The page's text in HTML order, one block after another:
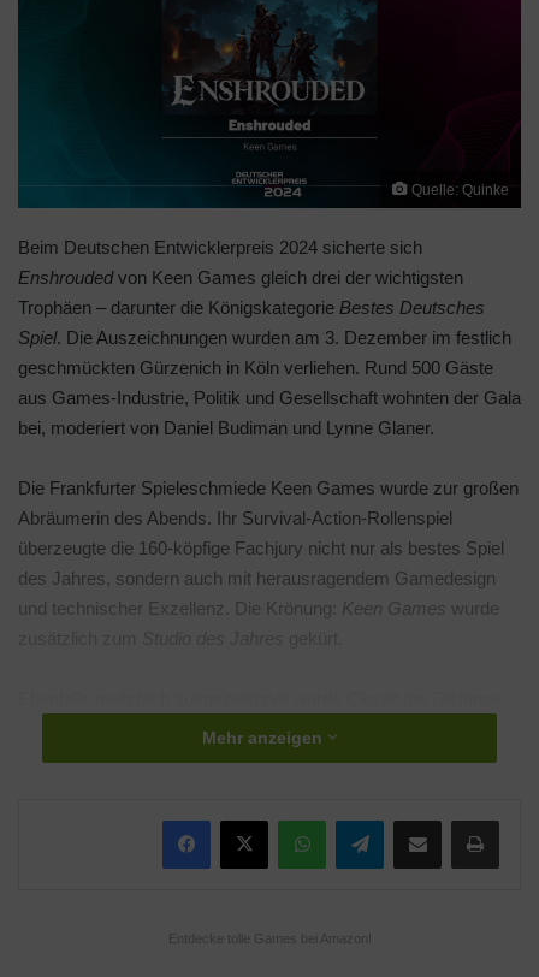
Quelle: Quinke
Beim Deutschen Entwicklerpreis 2024 sicherte sich
Enshroudedvon Keen Games gleich drei der wichtigsten
Trophäen – darunter die Königskategorie Bestes Deutsches
Spiel. Die Auszeichnungen wurden am 3. Dezember im festlich
geschmückten Gürzenich in Köln verliehen. Rund 500 Gäste
aus Games-Industrie, Politik und Gesellschaft wohnten der Gala
bei, moderiert von Daniel Budiman und Lynne Glaner.
Die Frankfurter Spieleschmiede Keen Games wurde zur großen
Abräumerin des Abends. Ihr Survival-Action-Rollenspiel
überzeugte die 160-köpfige Fachjury nicht nur als bestes Spiel
des Jahres, sondern auch mit herausragendem Gamedesign
und technischer Exzellenz. Die Krönung: Keen Games wurde
von den Osmotic Studios aus Hamburg. Die emotionale Slice-
of-Life-Simulation gewann in den KategorienBeste Story,
Zeichen dafür, dass auch ruhigere, erzählerische Spiele im
Rampenlicht stehen können – und sollen.
Einzelentwickler gewürdigt. Der Ubisoft Newcomer Award
Mehr anzeigen
WhatsAppTelegramTeile per E-Mail
Entdecke tolle Games bei Amazon!